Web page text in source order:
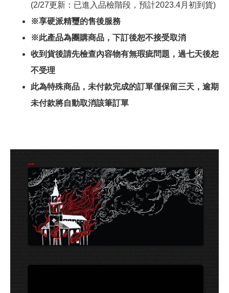
(2/27更新：已進入品檢階段，預計2023.4月初到貨)
※享硬派精璽的售後服務
※此產品為團購商品，下訂後恕不接受取消
收到貨後請先檢查內容物有無瑕疵問題，過七天後恕
不受理
此為特殊商品，未付款完成的訂單僅保留三天，逾期
未付款將自動取消該筆訂單